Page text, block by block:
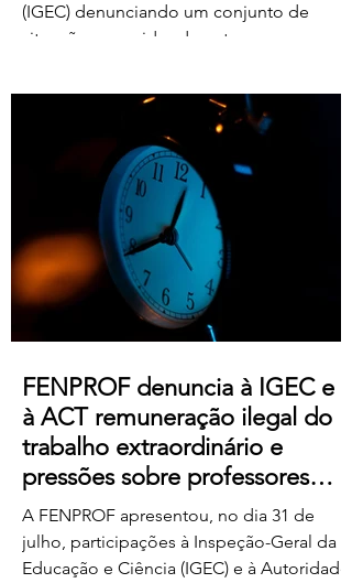
(IGEC) denunciando um conjunto de
situações ocorridas durante o processo
exames nacionais de 2026, com particular
destaque para as pressões exercidas
sobre docentes classificadores para
alterarem ou prescindirem de períodos
de férias previamente aprovados.
Segundo os relatos recebidos, diversos
professores foram instados por direções
de agrupamentos e escolas a desloc
FENPROF denuncia à IGEC e
à ACT remuneração ilegal do
trabalho extraordinário e
pressões sobre professores
classificadores
A FENPROF apresentou, no dia 31 de
julho, participações à Inspeção-Geral da
Educação e Ciência (IGEC) e à Autoridade